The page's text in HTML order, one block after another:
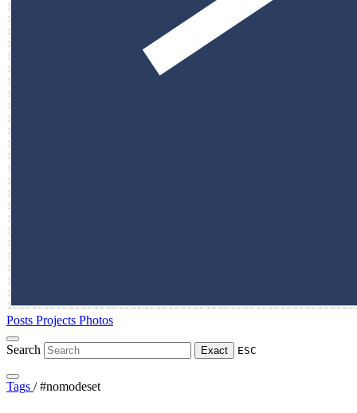
Posts Projects Photos
Search Exact ESC
Tags / #nomodeset